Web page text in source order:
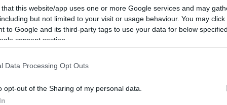
that this website/app uses one or more Google services and may
but not limited to your visit or usage behaviour. You may
to Google and its third-party tags to use your data for below
consent section.
Data Processing Opt Outs
opt-out of the Sharing of my personal data.
της λεπτής μεμβράνης που καλύπτει το
φορά που καταγράφηκε τέτοιο σύμπτωμα ήταν σε
του 2020. Η 29χρονη γυναίκα είχε μικρό